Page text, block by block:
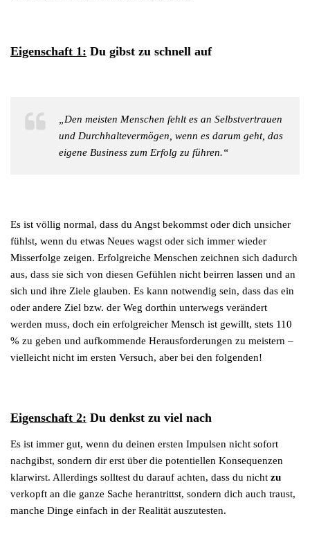
Eigenschaft 1: Du gibst zu schnell auf
„Den meisten Menschen fehlt es an Selbstvertrauen
und Durchhaltevermögen, wenn es darum geht, das
eigene Business zum Erfolg zu führen.“
Es ist völlig normal, dass du Angst bekommst oder dich unsicher
fühlst, wenn du etwas Neues wagst oder sich immer wieder
Misserfolge zeigen. Erfolgreiche Menschen zeichnen sich dadurch
aus, dass sie sich von diesen Gefühlen nicht beirren lassen und an
sich und ihre Ziele glauben. Es kann notwendig sein, dass das ein
oder andere Ziel bzw. der Weg dorthin unterwegs verändert
werden muss, doch ein erfolgreicher Mensch ist gewillt, stets 110
% zu geben und aufkommende Herausforderungen zu meistern –
vielleicht nicht im ersten Versuch, aber bei den folgenden!
Eigenschaft 2: Du denkst zu viel nach
Es ist immer gut, wenn du deinen ersten Impulsen nicht sofort
nachgibst, sondern dir erst über die potentiellen Konsequenzen
klarwirst. Allerdings solltest du darauf achten, dass du nicht zu
verkopft an die ganze Sache herantrittst, sondern dich auch traust,
manche Dinge einfach in der Realität auszutesten.